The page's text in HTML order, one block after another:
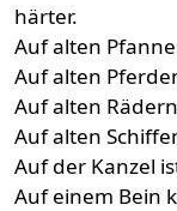
härter.
Auf alten
Auf alten
Auf alten
Auf alten
Auf der Kanzel
Auf einem Bein